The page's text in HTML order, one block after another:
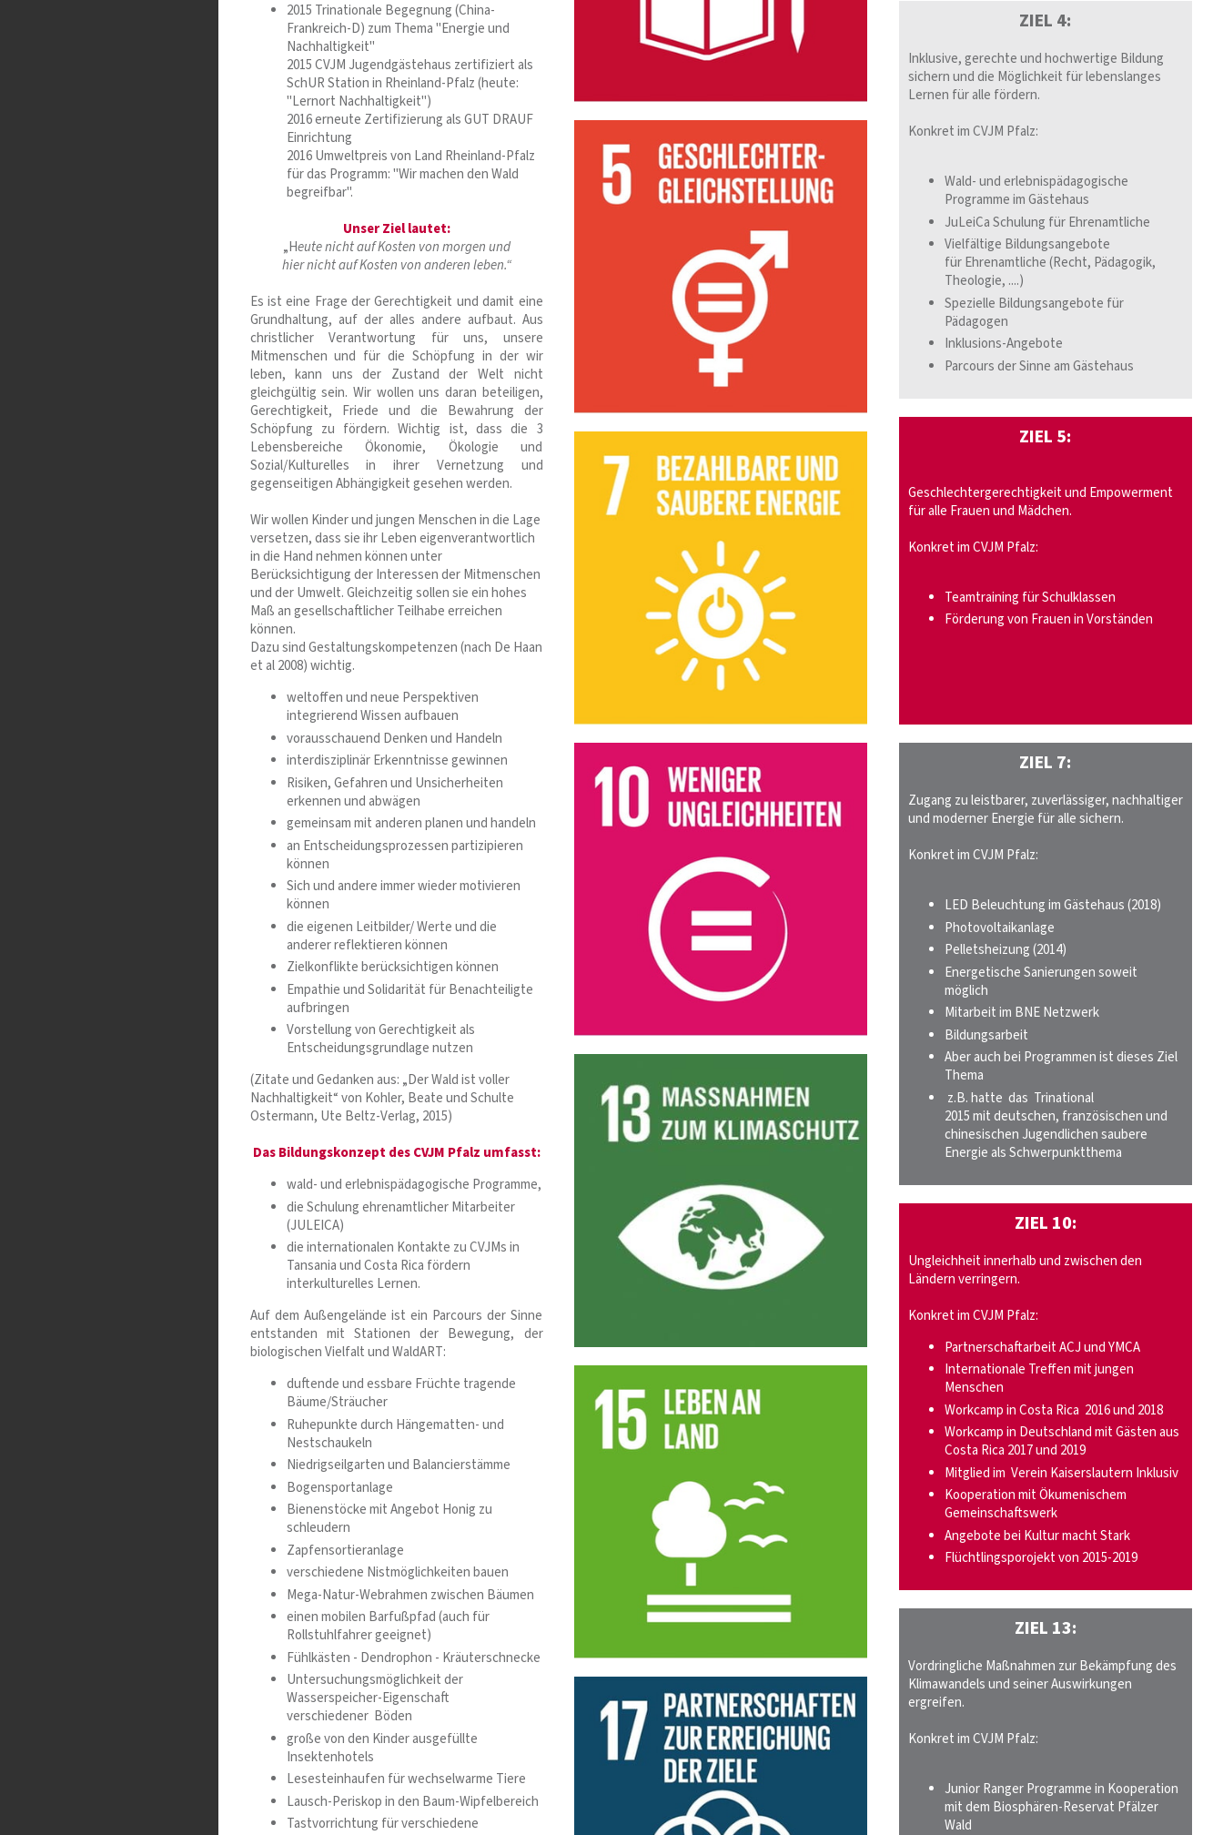
2015 Trinationale Begegnung (China-
Frankreich-D) zum Thema "Energie und
Nachhaltigkeit"
2015 CVJM Jugendgästehaus zertifiziert als
SchUR Station in Rheinland-Pfalz (heute:
"Lernort Nachhaltigkeit")
2016 erneute Zertifizierung als GUT DRAUF
Einrichtung
2016 Umweltpreis von Land Rheinland-Pfalz
für das Programm: "Wir machen den Wald
begreifbar".
Unser Ziel lautet:
„Heute nicht auf Kosten von morgen und
hier nicht auf Kosten von anderen leben.“
Es ist eine Frage der Gerechtigkeit und damit eine
Grundhaltung, auf der alles andere aufbaut. Aus
christlicher Verantwortung für uns, unsere
Mitmenschen und für die Schöpfung in der wir
leben, kann uns der Zustand der Welt nicht
gleichgültig sein. Wir wollen uns daran beteiligen,
Gerechtigkeit, Friede und die Bewahrung der
Schöpfung zu fördern. Wichtig ist, dass die 3
Lebensbereiche Ökonomie, Ökologie und
Sozial/Kulturelles in ihrer Vernetzung und
gegenseitigen Abhängigkeit gesehen werden.
Wir wollen Kinder und jungen Menschen in die Lage
versetzen, dass sie ihr Leben eigenverantwortlich
in die Hand nehmen können unter
Berücksichtigung der Interessen der Mitmenschen
und der Umwelt. Gleichzeitig sollen sie ein hohes
Maß an gesellschaftlicher Teilhabe erreichen
können.
Dazu sind Gestaltungskompetenzen (nach De Haan
et al 2008) wichtig.
weltoffen und neue Perspektiven
integrierend Wissen aufbauen
vorausschauend Denken und Handeln
interdisziplinär Erkenntnisse gewinnen
Risiken, Gefahren und Unsicherheiten
erkennen und abwägen
gemeinsam mit anderen planen und handeln
an Entscheidungsprozessen partizipieren
können
Sich und andere immer wieder motivieren
können
die eigenen Leitbilder/ Werte und die
anderer reflektieren können
Zielkonflikte berücksichtigen können
Empathie und Solidarität für Benachteiligte
aufbringen
Vorstellung von Gerechtigkeit als
Entscheidungsgrundlage nutzen
(Zitate und Gedanken aus: „Der Wald ist voller
Nachhaltigkeit“ von Kohler, Beate und Schulte
Ostermann, Ute Beltz-Verlag, 2015)
Das Bildungskonzept des CVJM Pfalz umfasst:
wald- und erlebnispädagogische Programme,
die Schulung ehrenamtlicher Mitarbeiter
(JULEICA)
die internationalen Kontakte zu CVJMs in
Tansania und Costa Rica fördern
interkulturelles Lernen.
Auf dem Außengelände ist ein Parcours der Sinne
entstanden mit Stationen der Bewegung, der
biologischen Vielfalt und WaldART:
duftende und essbare Früchte tragende
Bäume/Sträucher
Ruhepunkte durch Hängematten- und
Nestschaukeln
Niedrigseilgarten und Balancierstämme
Bogensportanlage
Bienenstöcke mit Angebot Honig zu
schleudern
Zapfensortieranlage
verschiedene Nistmöglichkeiten bauen
Mega-Natur-Webrahmen zwischen Bäumen
einen mobilen Barfußpfad (auch für
Rollstuhlfahrer geeignet)
Fühlkästen - Dendrophon - Kräuterschnecke
Untersuchungsmöglichkeit der
Wasserspeicher-Eigenschaft
verschiedener Böden
große von den Kinder ausgefüllte
Insektenhotels
Lesesteinhaufen für wechselwarme Tiere
Lausch-Periskop in den Baum-Wipfelbereich
Tastvorrichtung für verschiedene
ZIEL 4:
Inklusive, gerechte und hochwertige Bildung
sichern und die Möglichkeit für lebenslanges
Lernen für alle fördern.
Konkret im CVJM Pfalz:
Wald- und erlebnispädagogische
Programme im Gästehaus
JuLeiCa Schulung für Ehrenamtliche
Vielfältige Bildungsangebote
für Ehrenamtliche (Recht, Pädagogik,
Theologie, ....)
Spezielle Bildungsangebote für
Pädagogen
Inklusions-Angebote
Parcours der Sinne am Gästehaus
ZIEL 5:
Geschlechtergerechtigkeit und Empowerment
für alle Frauen und Mädchen.
Konkret im CVJM Pfalz:
Teamtraining für Schulklassen
Förderung von Frauen in Vorständen
ZIEL 7:
Zugang zu leistbarer, zuverlässiger, nachhaltiger
und moderner Energie für alle sichern.
Konkret im CVJM Pfalz:
LED Beleuchtung im Gästehaus (2018)
Photovoltaikanlage
Pelletsheizung (2014)
Energetische Sanierungen soweit
möglich
Mitarbeit im BNE Netzwerk
Bildungsarbeit
Aber auch bei Programmen ist dieses Ziel
Thema
z.B. hatte das Trinational
2015 mit deutschen, französischen und
chinesischen Jugendlichen saubere
Energie als Schwerpunktthema
ZIEL 10:
Ungleichheit innerhalb und zwischen den
Ländern verringern.
Konkret im CVJM Pfalz:
Partnerschaftarbeit ACJ und YMCA
Internationale Treffen mit jungen
Menschen
Workcamp in Costa Rica 2016 und 2018
Workcamp in Deutschland mit Gästen aus
Costa Rica 2017 und 2019
Mitglied im Verein Kaiserslautern Inklusiv
Kooperation mit Ökumenischem
Gemeinschaftswerk
Angebote bei Kultur macht Stark
Flüchtlingsporojekt von 2015-2019
ZIEL 13:
Vordringliche Maßnahmen zur Bekämpfung des
Klimawandels und seiner Auswirkungen
ergreifen.
Konkret im CVJM Pfalz:
Junior Ranger Programme in Kooperation
mit dem Biosphären-Reservat Pfälzer
Wald